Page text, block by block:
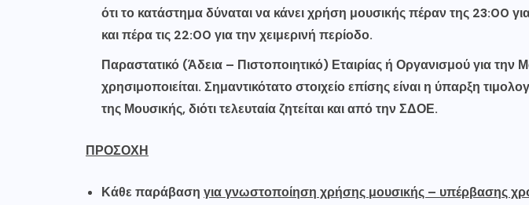
ότι το κατάστημα δύναται να κάνει χρήση μουσικής πέραν της 23:00
και πέρα τις 22:00 για την χειμερινή περίοδο.
Παραστατικό (Άδεια – Πιστοποιητικό) Εταιρίας ή Οργανισμού για την
χρησιμοποιείται. Σημαντικότατο στοιχείο επίσης είναι η ύπαρξη
της Μουσικής, διότι τελευταία ζητείται και από την ΣΔΟΕ.
ΠΡΟΣΟΧΗ
Κάθε παράβαση για γνωστοποίηση χρήσης μουσικής – υπέρβασης